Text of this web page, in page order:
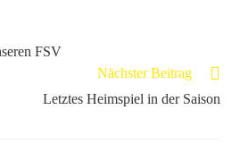
FSV
Nächster Beitrag
Letztes Heimspiel in der Saison